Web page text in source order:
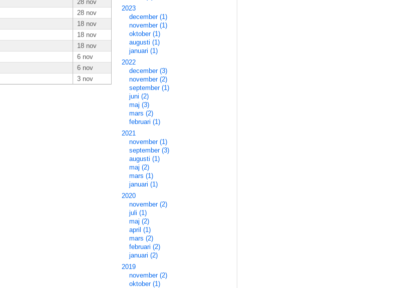
28 nov
28 nov
18 nov
18 nov
18 nov
6 nov
6 nov
3 nov
2023
december (1)
november (1)
oktober (1)
augusti (1)
januari (1)
2022
december (3)
november (2)
september (1)
juni (2)
maj (3)
mars (2)
februari (1)
2021
november (1)
september (3)
augusti (1)
maj (2)
mars (1)
januari (1)
2020
november (2)
juli (1)
maj (2)
april (1)
mars (2)
februari (2)
januari (2)
2019
november (2)
oktober (1)